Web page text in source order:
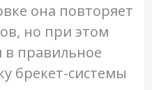
она повторяет
но при этом
в правильное
брекет-системы